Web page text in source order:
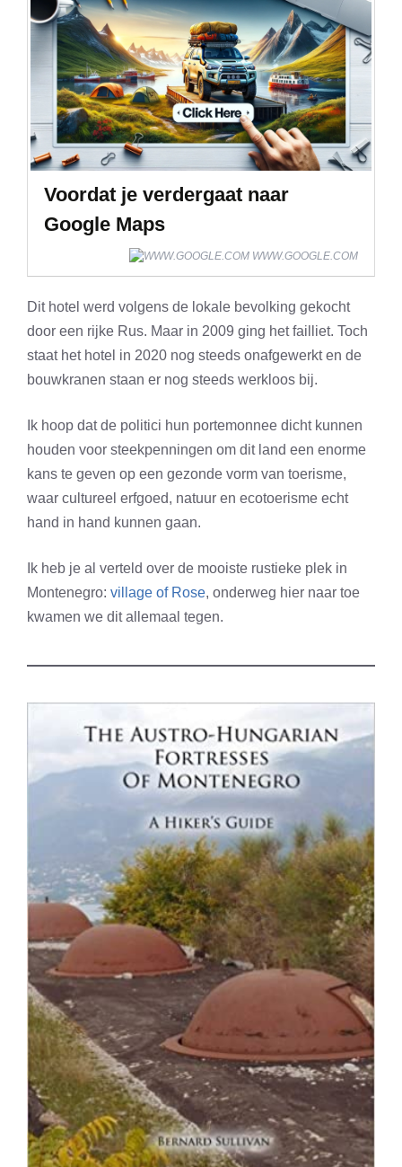
Voordat je verdergaat naar
Google Maps
WWW.GOOGLE.COM
Dit hotel werd volgens de lokale bevolking gekocht
door een rijke Rus. Maar in 2009 ging het failliet. Toch
staat het hotel in 2020 nog steeds onafgewerkt en de
bouwkranen staan er nog steeds werkloos bij.
Ik hoop dat de politici hun portemonnee dicht kunnen
houden voor steekpenningen om dit land een enorme
kans te geven op een gezonde vorm van toerisme,
waar cultureel erfgoed, natuur en ecotoerisme echt
hand in hand kunnen gaan.
Ik heb je al verteld over de mooiste rustieke plek in
Montenegro: village of Rose, onderweg hier naar toe
kwamen we dit allemaal tegen.